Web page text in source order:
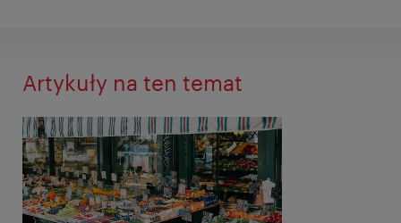
Artykuły na ten temat